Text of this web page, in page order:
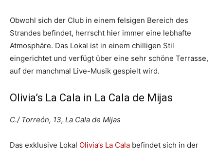
Obwohl sich der Club in einem felsigen Bereich des
Strandes befindet, herrscht hier immer eine lebhafte
Atmosphäre. Das Lokal ist in einem chilligen Stil
eingerichtet und verfügt über eine sehr schöne Terrasse,
auf der manchmal Live-Musik gespielt wird.
Olivia’s La Cala in La Cala de Mijas
C./ Torreón, 13, La Cala de Mijas
Das exklusive Lokal Olivia’s La Cala befindet sich in der